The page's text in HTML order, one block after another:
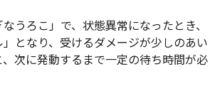
うろこ」で、状態異常になったとき、
となり、受けるダメージが少しのあい
次に発動するまで一定の待ち時間が必